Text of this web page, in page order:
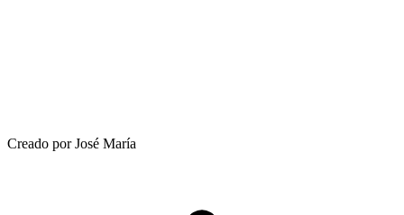
Creado por José María